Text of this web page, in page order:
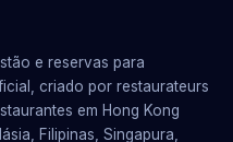
e reservas para
criado por restaurateurs
em Hong Kong
Filipinas, Singapura,